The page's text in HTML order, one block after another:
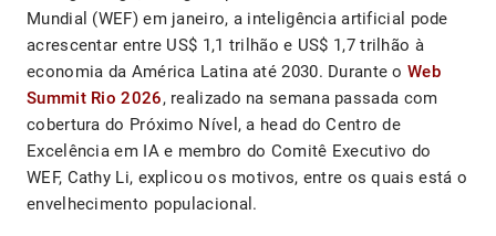
Mundial (WEF) em janeiro, a inteligência artificial pode
acrescentar entre US$ 1,1 trilhão e US$ 1,7 trilhão à
economia da América Latina até 2030. Durante oWeb
Summit Rio 2026, realizado na semana passada com
cobertura do Próximo Nível, a head do Centro de
Excelência em IA e membro do Comitê Executivo do
WEF, Cathy Li, explicou os motivos, entre os quais está o
envelhecimento populacional.